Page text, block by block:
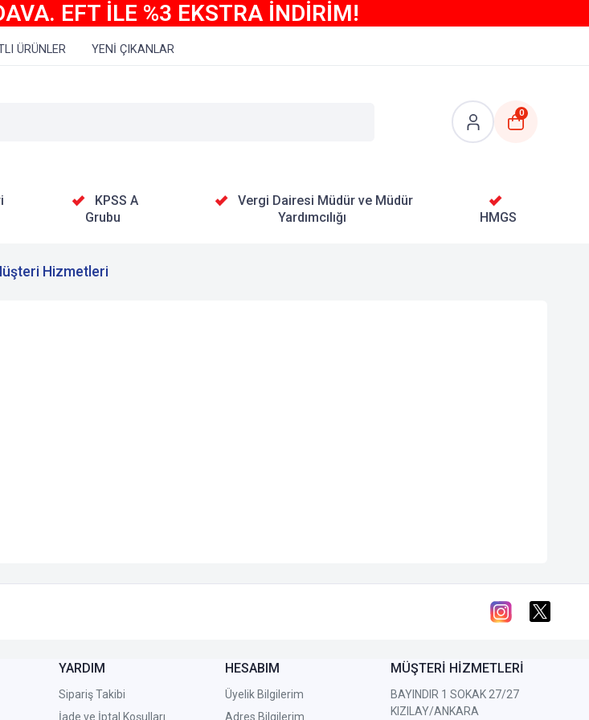
EFT İLE %3 EKSTRA İNDİRİM!
ÜRÜNLER YENİ ÇIKANLAR
0
KPSS A
Grubu
Vergi Dairesi Müdür ve Müdür
Yardımcılığı
HMGS
Hizmetleri
YARDIM
Sipariş Takibi
İade ve İptal Koşulları
HESABIM
Üyelik Bilgilerim
Adres Bilgilerim
MÜŞTERİ HİZMETLERİ
BAYINDIR 1 SOKAK 27/27
KIZILAY/ANKARA